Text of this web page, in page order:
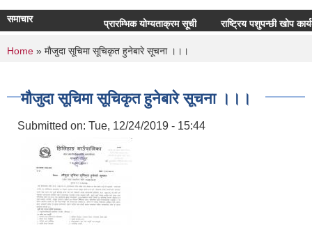
समाचार प्रारम्भिक योग्यताक्रम सूची राष्ट्रिय पशुपन्छी खोप
You are here
Home » माैजुदा सूचिमा सूचिकृत हुनेबारे सूचना ।।।
माैजुदा सूचिमा सूचिकृत हुनेबारे सूचना ।।।
Submitted on: Tue, 12/24/2019 - 15:44